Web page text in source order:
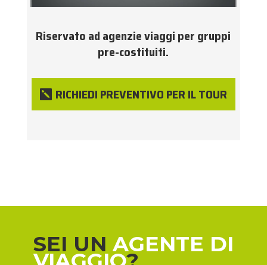
Riservato ad agenzie viaggi per gruppi
pre-costituiti.
RICHIEDI PREVENTIVO PER IL TOUR
SEI UN AGENTE DI